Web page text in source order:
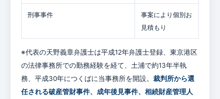
刑事事件
事案により個別お
見積もり
※代表の天野義章弁護士は平成12年弁護士登録、東京港区
の法律事務所での勤務経験を経て、土浦で約13年半執
務、平成30年につくばに当事務所を開設。 裁判所から選
任される破産管財事件、成年後見事件、相続財産管理人